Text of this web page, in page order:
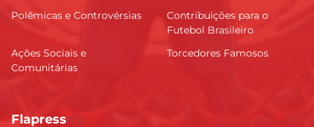
Polêmicas e Controvérsias
Contribuições para o
Futebol Brasileiro
Ações Sociais e
Comunitárias
Torcedores Famosos
Flapress